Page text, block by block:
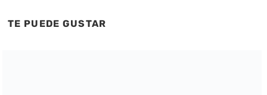
TE PUEDE GUSTAR